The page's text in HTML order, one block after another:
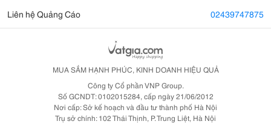
Liên hệ Quảng Cáo 02439747875
MUA SẮM HẠNH PHÚC, KINH DOANH HIỆU QUẢ
Công ty Cổ phần VNP Group.
Số GCNDT: 0102015284, cấp ngày 21/06/2012
Nơi cấp: Sở kế hoạch và đầu tư thành phố Hà Nội
Trụ sở chính: 102 Thái Thịnh, P. Trung Liệt, Hà Nội